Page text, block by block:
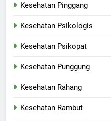
Kesehatan Pinggang
Kesehatan Psikologis
Kesehatan Psikopat
Kesehatan Punggung
Kesehatan Rahang
Kesehatan Rambut